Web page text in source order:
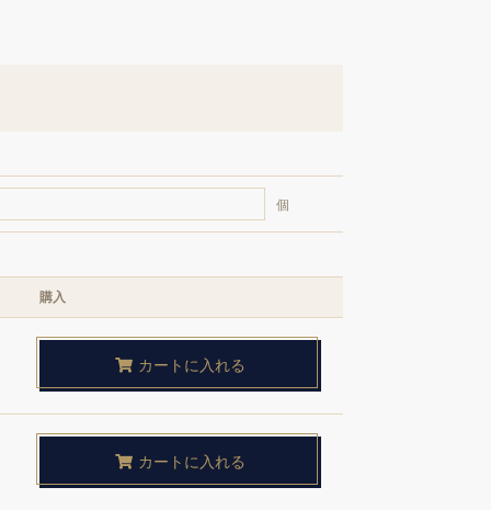
個
購入
カートに入れる
カートに入れる